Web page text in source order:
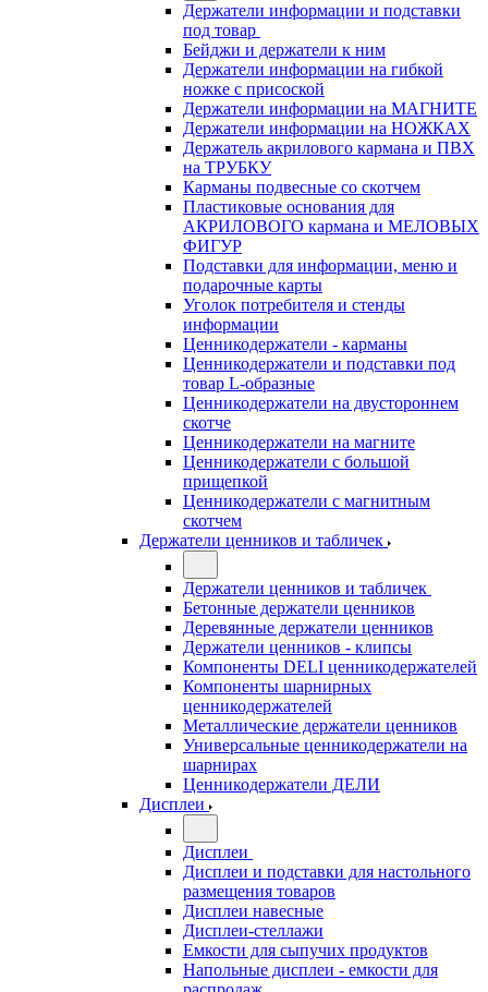
Держатели информации и подставки
под товар
Бейджи и держатели к ним
Держатели информации на гибкой
ножке с присоской
Держатели информации на МАГНИТЕ
Держатели информации на НОЖКАХ
Держатель акрилового кармана и ПВХ
на ТРУБКУ
Карманы подвесные со скотчем
Пластиковые основания для
АКРИЛОВОГО кармана и МЕЛОВЫХ
ФИГУР
Подставки для информации, меню и
подарочные карты
Уголок потребителя и стенды
информации
Ценникодержатели - карманы
Ценникодержатели и подставки под
товар L-образные
Ценникодержатели на двустороннем
скотче
Ценникодержатели на магните
Ценникодержатели с большой
прищепкой
Ценникодержатели с магнитным
скотчем
Держатели ценников и табличек
Держатели ценников и табличек
Бетонные держатели ценников
Деревянные держатели ценников
Держатели ценников - клипсы
Компоненты DELI ценникодержателей
Компоненты шарнирных
ценникодержателей
Металлические держатели ценников
Универсальные ценникодержатели на
шарнирах
Ценникодержатели ДЕЛИ
Дисплеи
Дисплеи
Дисплеи и подставки для настольного
размещения товаров
Дисплеи навесные
Дисплеи-стеллажи
Емкости для сыпучих продуктов
Напольные дисплеи - емкости для